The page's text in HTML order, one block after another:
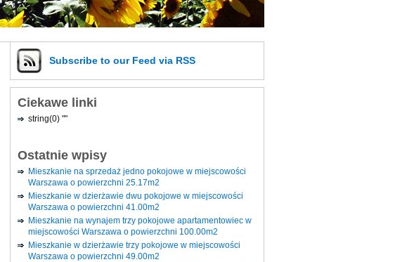
Subscribe to our Feed via RSS
Ciekawe linki
string(0) ""
Ostatnie wpisy
Mieszkanie na sprzedaż jedno pokojowe w miejscowości
Warszawa o powierzchni 25.17m2
Mieszkanie w dzierżawie dwu pokojowe w miejscowości
Warszawa o powierzchni 41.00m2
Mieszkanie na wynajem trzy pokojowe apartamentowiec w
miejscowości Warszawa o powierzchni 100.00m2
Mieszkanie w dzierżawie trzy pokojowe w miejscowości
Warszawa o powierzchni 49.00m2